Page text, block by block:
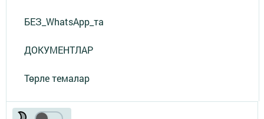
БЕЗ_WhatsApp_та
ДОКУМЕНТЛАР
Төрле темалар